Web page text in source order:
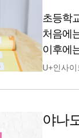
초등학
처음에
이후에
튼튼한
둘째
엄마가
U+인사이
야나